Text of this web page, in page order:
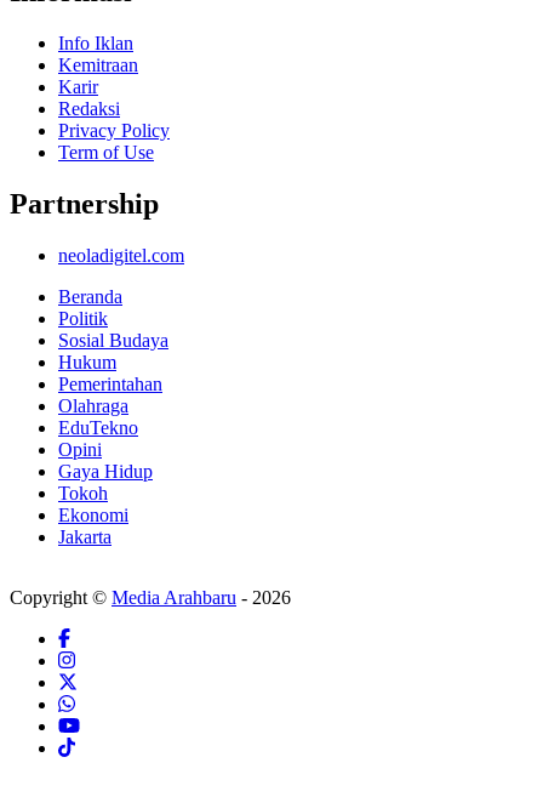
Info Iklan
Kemitraan
Karir
Redaksi
Privacy Policy
Term of Use
Partnership
neoladigitel.com
Beranda
Politik
Sosial Budaya
Hukum
Pemerintahan
Olahraga
EduTekno
Opini
Gaya Hidup
Tokoh
Ekonomi
Jakarta
Copyright © Media Arahbaru - 2026